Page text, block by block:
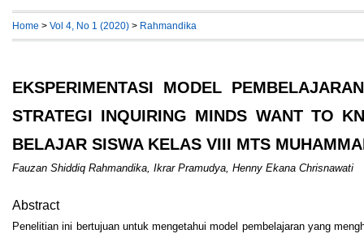
Home > Vol 4, No 1 (2020) > Rahmandika
EKSPERIMENTASI MODEL
STRATEGI INQUIRING MINDS WANT TO
BELAJAR SISWA KELAS VIII MTS
Fauzan Shiddiq Rahmandika, Ikrar Pramudya, Henny Ekana Chrisnawati
Abstract
Penelitian ini bertujuan untuk mengetahui model pembelajaran yang